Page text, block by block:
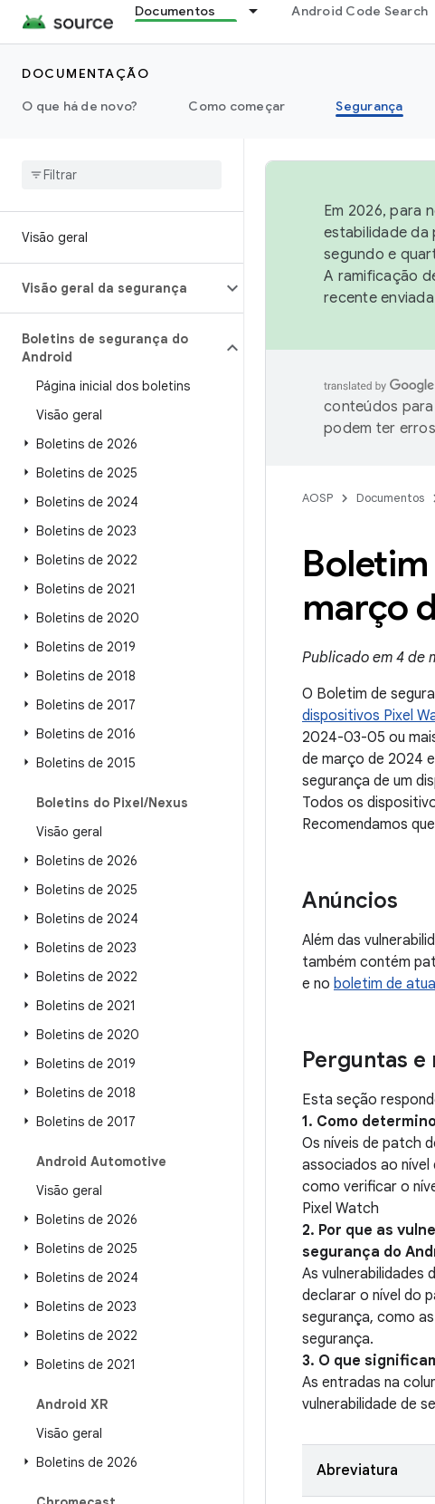
Documentos Android Code Search
DOCUMENTAÇÃO
O que há de novo?
Como começar Segurança
Visão geral
Visão geral da segurança
Boletins de segurança do
Android
Página inicial dos boletins
Visão geral
Boletins de 2026
Boletins de 2025
Boletins de 2024
Boletins de 2023
Boletins de 2022
Boletins de 2021
Boletins de 2020
Boletins de 2019
Boletins de 2018
Boletins de 2017
Boletins de 2016
Boletins de 2015
Boletins do Pixel/Nexus
Visão geral
Boletins de 2026
Boletins de 2025
Boletins de 2024
Boletins de 2023
Boletins de 2022
Boletins de 2021
Boletins de 2020
Boletins de 2019
Boletins de 2018
Boletins de 2017
Android Automotive
Visão geral
Boletins de 2026
Boletins de 2025
Boletins de 2024
Boletins de 2023
Boletins de 2022
Boletins de 2021
Android XR
Visão geral
Boletins de 2026
Em 2026, para
estabilidade da
segundo e
A ramificação
recente
conteúdos
podem ter
AOSP Documentos
março
Publicado em 4 de
O Boletim de
dispositivos Pixel
2024-03-05 ou
de março de 2024
segurança de um
Todos os
Recomendamos
Anúncios
Além das
também contém
e no boletim de
Perguntas
Esta seção
1. Como
Os níveis de patch
associados ao
como verificar o
Pixel Watch
2. Por que as
segurança do
As vulnerabilidades
declarar o nível do
segurança, como
segurança.
3. O que
As entradas na
vulnerabilidade de
Abreviatura